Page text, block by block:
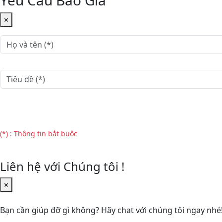
×
(*) : Thông tin bắt buộc
Liên hệ với Chúng tôi !
×
Bạn cần giúp đỡ gì không? Hãy chat với chúng tôi ngay